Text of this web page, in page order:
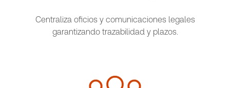
Centraliza oficios y comunicaciones legales
garantizando trazabilidad y plazos.